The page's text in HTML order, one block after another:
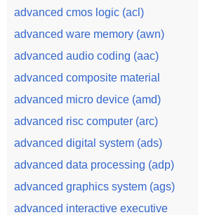
advanced cmos logic (acl)
advanced ware memory (awn)
advanced audio coding (aac)
advanced composite material
advanced micro device (amd)
advanced risc computer (arc)
advanced digital system (ads)
advanced data processing (adp)
advanced graphics system (ags)
advanced interactive executive